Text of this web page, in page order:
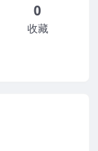
0
收藏